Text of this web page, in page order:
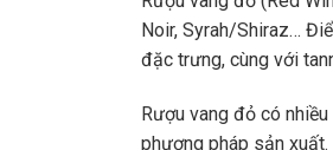
Noir, Syrah/Shiraz…
đặc trưng, cùng với
Rượu vang đỏ có
phương pháp sản xuất.